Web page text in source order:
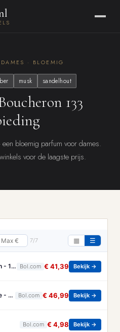
· BLOEMIG
musk sandelhout
133
bloemig parfum voor dames.
voor de laagste prijs.
7/7 ▦ ☰
Pour homme Boucheron - 100 ml - Eau de parfum Bol.com € 41,39 Bekijk →
Boucheron Pour Femme - 100ml - Eau de toilette Bol.com € 46,99 Bekijk →
Bol.com € 4,98 Bekijk →